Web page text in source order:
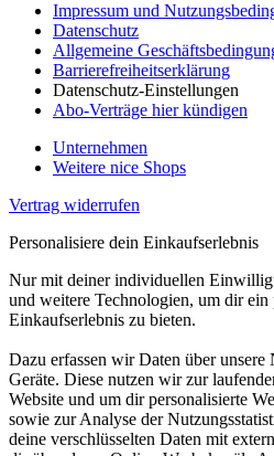
Impressum und
Datenschutz
Allgemeine
Barrierefreiheitserklärung
Datenschutz-Einstellungen
Abo-Verträge hier kündigen
Unternehmen
Weitere nice Shops
Vertrag widerrufen
Personalisiere dein Einkaufserlebnis
Nur mit deiner individuellen
und weitere Technologien, um dir ein
Einkaufserlebnis zu bieten.
Dazu erfassen wir Daten über unsere
Geräte. Diese nutzen wir zur
Website und um dir personalisierte
sowie zur Analyse der
deine verschlüsselten Daten mit